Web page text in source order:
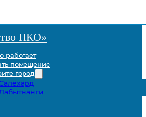
НКО»
работает
помещение
город
Салехард